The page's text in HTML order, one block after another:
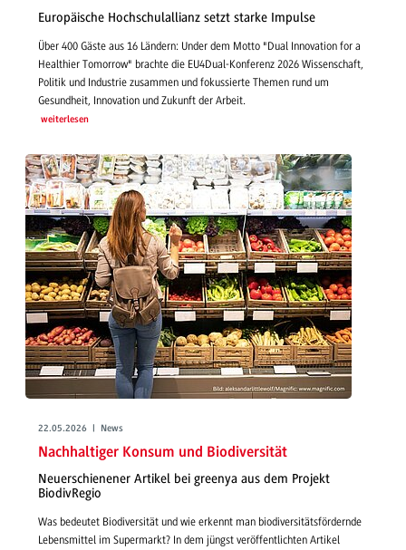
Europäische Hochschulallianz setzt starke Impulse
Über 400 Gäste aus 16 Ländern: Under dem Motto "Dual Innovation for a
Healthier Tomorrow" brachte die EU4Dual-Konferenz 2026 Wissenschaft,
Politik und Industrie zusammen und fokussierte Themen rund um
Gesundheit, Innovation und Zukunft der Arbeit.
weiterlesen
22.05.2026 | News
Nachhaltiger Konsum und Biodiversität
Neuerschienener Artikel bei greenya aus dem Projekt
BiodivRegio
Was bedeutet Biodiversität und wie erkennt man biodiversitätsfördernde
Lebensmittel im Supermarkt? In dem jüngst veröffentlichten Artikel